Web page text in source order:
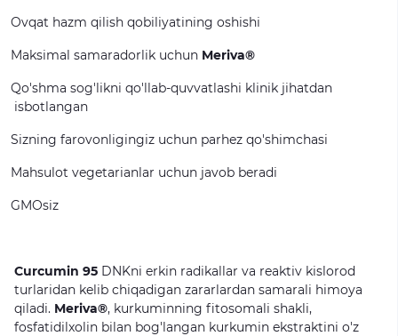
Ovqat hazm qilish qobiliyatining oshishi
Maksimal samaradorlik uchun Meriva®
Qo'shma sog'likni qo'llab-quvvatlashi klinik jihatdan
isbotlangan
Sizning farovonligingiz uchun parhez qo'shimchasi
Mahsulot vegetarianlar uchun javob beradi
GMOsiz
Curcumin 95 DNKni erkin radikallar va reaktiv kislorod
turlaridan kelib chiqadigan zararlardan samarali himoya
qiladi. Meriva®, kurkuminning fitosomali shakli,
fosfatidilxolin bilan bog'langan kurkumin ekstraktini o'z